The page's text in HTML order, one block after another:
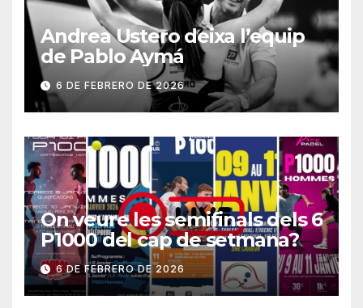
Andrea Ustero deixa l’equip
de Pablo Aymá
6 DE FEBRERO DE 2026
On veure les semifinals dels 6
P1000 del cap de setmana?
6 DE FEBRERO DE 2026